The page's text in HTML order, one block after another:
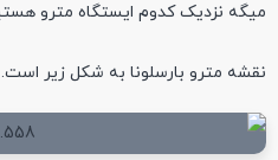
میگه نزدیک کدوم ایستگاه مترو
نقشه مترو بارسلونا به شکل زیر است.